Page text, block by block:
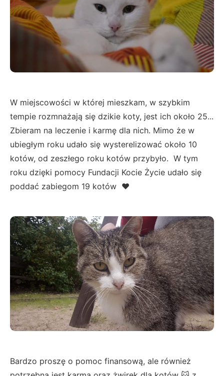
W miejscowości w której mieszkam, w szybkim
tempie rozmnażają się dzikie koty, jest ich około 25...
Zbieram na leczenie i karmę dla nich. Mimo że w
ubiegłym roku udało się wysterelizować około 10
kotów, od zeszłego roku kotów przybyło. W tym
roku dzięki pomocy Fundacji Kocie Życie udało się
poddać zabiegom 19 kotów ❤️
Bardzo proszę o pomoc finansową, ale również